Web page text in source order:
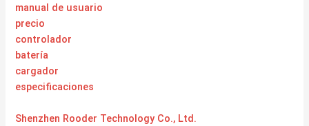
manual de usuario
precio
controlador
batería
cargador
especificaciones
Shenzhen Rooder Technology Co., Ltd.